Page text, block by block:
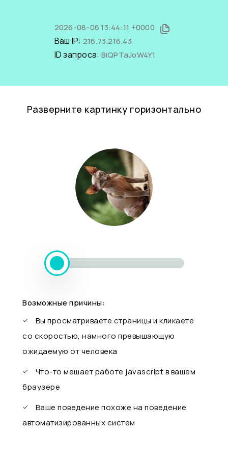
2026-08-06 13:44:11 +0000
Ваш IP: 216.73.216.43
ID запроса: BiQPTaJoW4Y1
Разверните картинку горизонтально
Возможные причины:
Вы просматриваете страницы и кликаете
со скоростью, намного превышающую
ожидаемую от человека
Что-то мешает работе javascript в вашем
браузере
Ваше поведение похоже на поведение
автоматизированных систем